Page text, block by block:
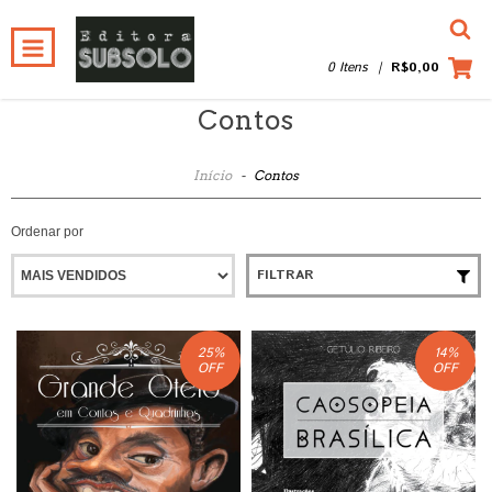
0 Itens | R$0,00
Contos
Início - Contos
Ordenar por
FILTRAR
25%
OFF
14%
OFF